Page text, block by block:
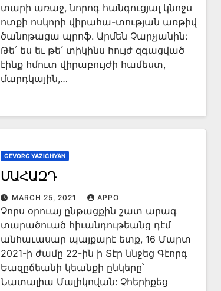
տարի առաջ, նորոգ հանգուցյալ կնոջս
ոտքի ոսկորի վիրահա-տության առթիվ
ծանոթացա պրոֆ. Արմեն Չարչյանին:
Թե՛ ես եւ թե՛ տիկինս հույժ զգացված
էինք հմուտ վիրաբույժի համեստ,
մարդկային,…
GEVORG YAZICHYAN
ՄԱՀԱԶԴ
MARCH 25, 2021 APPO
Չորս օրուայ ընթացքին շատ արագ
տարածուած հիւանդութեանց դէմ
անհաւասար պայքարէ ետք, 16 Մարտ
2021-ի ժամը 22-ին ի Տէր ննջեց Գէորգ
Եազըճեանի կեանքի ընկերը՝
Նատալիա Մալիկովան: Չհերիքեց